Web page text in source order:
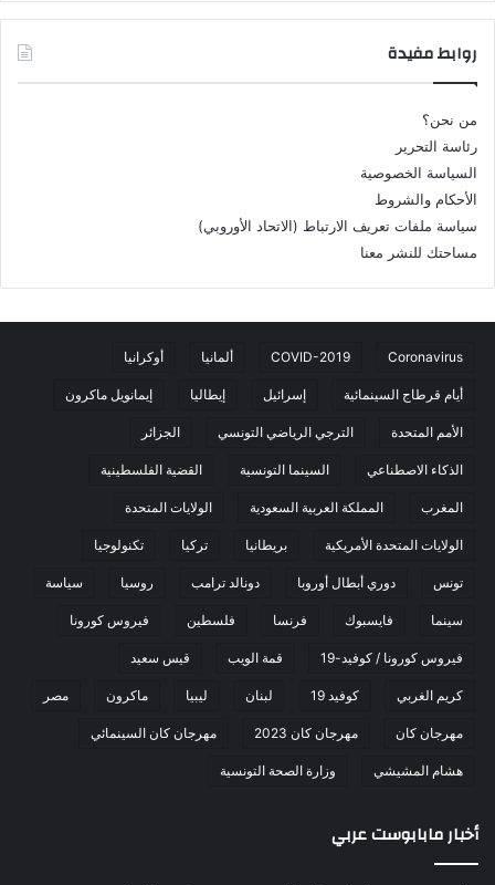
روابط مفيدة
من نحن؟
رئاسة التحرير
السياسة الخصوصية
الأحكام والشروط
سياسة ملفات تعريف الارتباط (الاتحاد الأوروبي)
مساحتك للنشر معنا
Coronavirus
COVID-2019 ألمانيا أوكرانيا
أيام قرطاج السينمائية إسرائيل إيطاليا إيمانويل ماكرون
الأمم المتحدة الترجي الرياضي التونسي الجزائر
الذكاء الاصطناعي السينما التونسية القضية الفلسطينية
المغرب المملكة العربية السعودية الولايات المتحدة
الولايات المتحدة الأمريكية بريطانيا تركيا تكنولوجيا
تونس دوري أبطال أوروبا دونالد ترامب روسيا سياسة
سينما فايسبوك فرنسا فلسطين فيروس كورونا
فيروس كورونا / كوفيد-19 قمة الويب قيس سعيد
كريم الغربي كوفيد 19 لبنان ليبيا ماكرون مصر
مهرجان كان مهرجان كان 2023 مهرجان كان السينمائي
هشام المشيشي وزارة الصحة التونسية
أخبار مابابوست عربي